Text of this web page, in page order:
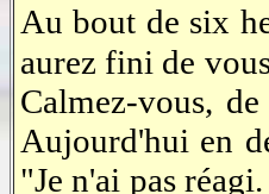
Au bout de six
aurez fini de
Calmez-vous,
Aujourd'hui en
"Je n'ai pas